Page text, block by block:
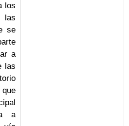
los
se
a
las
a